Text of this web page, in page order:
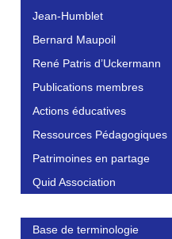
Jean-Humblet
Bernard Maupoil
René Patris d’Uckermann
Publications membres
Actions éducatives
Ressources Pédagogiques
Patrimoines en partage
Quid Association
Base de terminologie